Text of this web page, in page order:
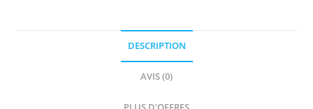
DESCRIPTION
AVIS (0)